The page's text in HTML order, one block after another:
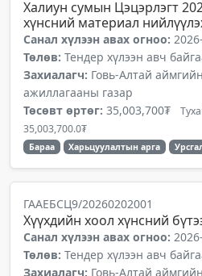
Халиун сумын Цэцэрлэгт
хүнсний материал
Санал хүлээн авах огноо:
Төлөв: Тендер хүлээн авч
Захиалагч: Говь-Алтай
ажиллагааны газар
Төсөвт өртөг: 35,003,700₮
35,003,700.0₮
Бараа Харьцуулалтын арга
ГААЕБСЦ9/20260202001
Хүүхдийн хоол хүнсний
Санал хүлээн авах огноо:
Төлөв: Тендер хүлээн авч
Захиалагч: Говь-Алтай